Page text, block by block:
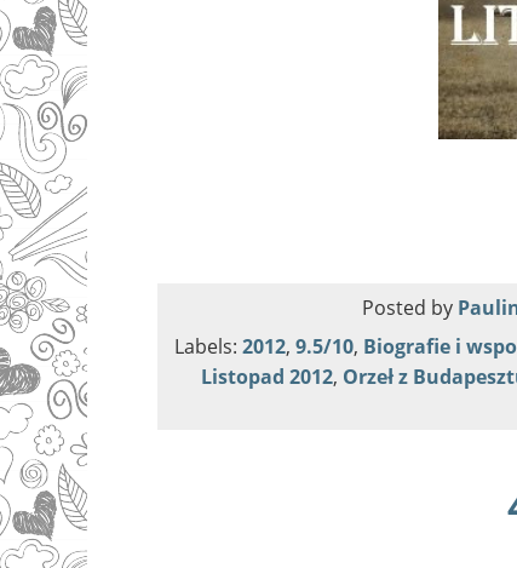
Posted by
Labels: 2012, 9.5/10, Biografie i
Listopad 2012, Orzeł z